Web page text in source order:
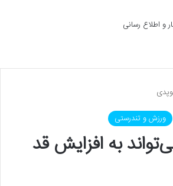
و اطلاع رسانی
ورزش و تندرستی
به افزایش قد